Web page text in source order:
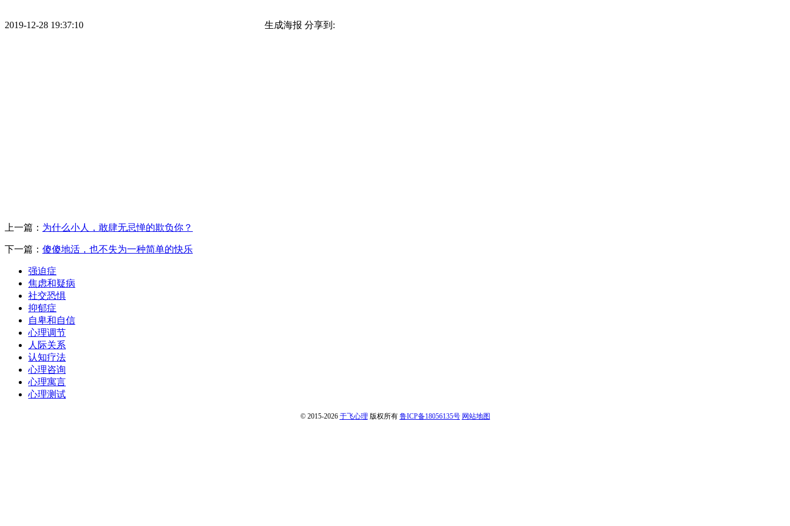
2019-12-28 19:37:10 生成海报 分享到:
上一篇： 为什么小人，敢肆无忌惮的欺负你？
下一篇： 傻傻地活，也不失为一种简单的快乐
强迫症
焦虑和疑病
社交恐惧
抑郁症
自卑和自信
心理调节
人际关系
认知疗法
心理咨询
心理寓言
心理测试
© 2015-2026 于飞心理 版权所有 鲁ICP备18056135号 网站地图